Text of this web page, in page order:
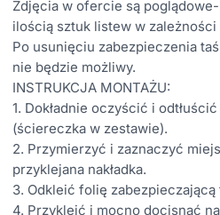
Zdjęcia w ofercie są
ilością sztuk listew w
Po usunięciu zabezpieczenia
nie będzie możliwy.
INSTRUKCJA MONTAŻU:
1. Dokładnie oczyścić i
(ściereczka w zestawie).
2. Przymierzyć i zaznaczyć
przyklejana nakładka.
3. Odkleić folię
4. Przykleić i mocno docisnąć